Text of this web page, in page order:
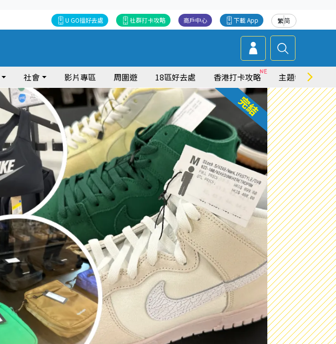
繁简
下載 App
商戶中心
社群打卡攻略
U GO搵好去處
社會 影片專區 周圍遊 18區好去處 香港打卡攻略 主題特集